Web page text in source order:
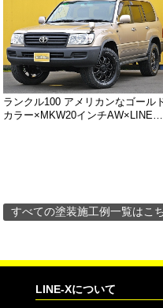
ランクル100 アメリカンなゴール
カラー×MKW20インチAW×LINE…
すべての塗装施工例一覧はこ
LINE-Xについて